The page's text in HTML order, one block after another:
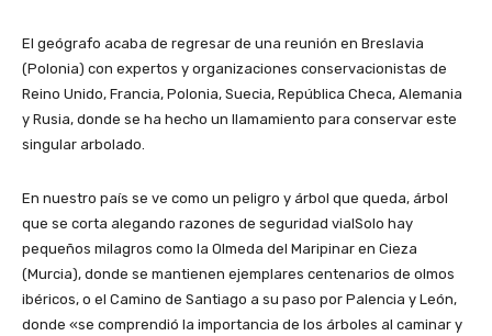
El geógrafo acaba de regresar de una reunión en Breslavia
(Polonia) con expertos y organizaciones conservacionistas de
Reino Unido, Francia, Polonia, Suecia, República Checa, Alemania
y Rusia, donde se ha hecho un llamamiento para conservar este
singular arbolado.
En nuestro país se ve como un peligro y árbol que queda, árbol
que se corta alegando razones de seguridad vialSolo hay
pequeños milagros como la Olmeda del Maripinar en Cieza
(Murcia), donde se mantienen ejemplares centenarios de olmos
ibéricos, o el Camino de Santiago a su paso por Palencia y León,
donde «se comprendió la importancia de los árboles al caminar y